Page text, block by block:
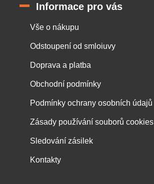
Informace pro vás
Vše o nákupu
Odstoupení od smloiuvy
Doprava a platba
Obchodní podmínky
Podmínky ochrany osobních údajů
Zásady používání souborů cookies
Sledování zásilek
Kontakty